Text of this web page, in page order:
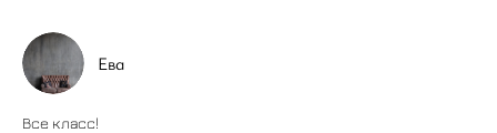
Ева
Все класс!